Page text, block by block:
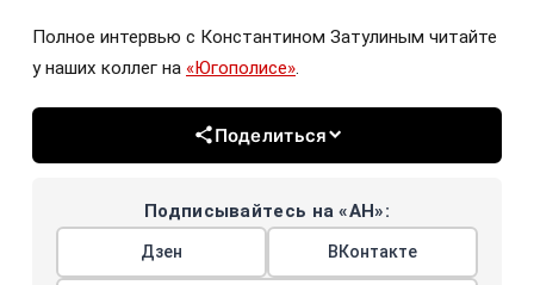
Полное интервью с Константином Затулиным читайте
у наших коллег на «Югополисе».
Поделиться
Подписывайтесь на «АН»:
Дзен ВКонтакте